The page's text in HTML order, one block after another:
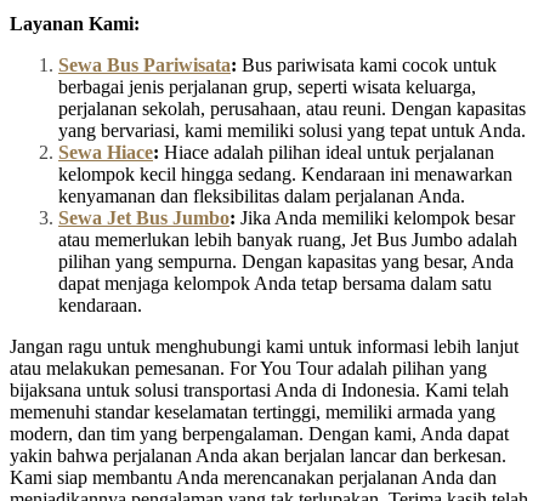
Layanan Kami:
Sewa Bus Pariwisata: Bus pariwisata kami cocok untuk
berbagai jenis perjalanan grup, seperti wisata keluarga,
perjalanan sekolah, perusahaan, atau reuni. Dengan kapasitas
yang bervariasi, kami memiliki solusi yang tepat untuk Anda.
Sewa Hiace: Hiace adalah pilihan ideal untuk perjalanan
kelompok kecil hingga sedang. Kendaraan ini menawarkan
kenyamanan dan fleksibilitas dalam perjalanan Anda.
Sewa Jet Bus Jumbo: Jika Anda memiliki kelompok besar
atau memerlukan lebih banyak ruang, Jet Bus Jumbo adalah
pilihan yang sempurna. Dengan kapasitas yang besar, Anda
dapat menjaga kelompok Anda tetap bersama dalam satu
kendaraan.
Jangan ragu untuk menghubungi kami untuk informasi lebih lanjut
atau melakukan pemesanan. For You Tour adalah pilihan yang
bijaksana untuk solusi transportasi Anda di Indonesia. Kami telah
memenuhi standar keselamatan tertinggi, memiliki armada yang
modern, dan tim yang berpengalaman. Dengan kami, Anda dapat
yakin bahwa perjalanan Anda akan berjalan lancar dan berkesan.
Kami siap membantu Anda merencanakan perjalanan Anda dan